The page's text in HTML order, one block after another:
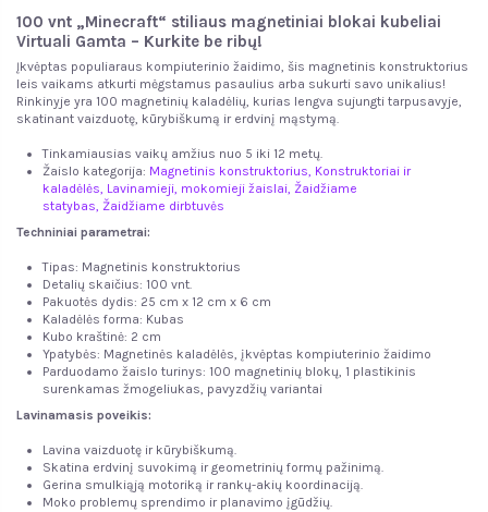
100 vnt „Minecraft“ stiliaus magnetiniai blokai kubeliai
Virtuali Gamta – Kurkite be ribų!
Įkvėptas populiaraus kompiuterinio žaidimo, šis magnetinis konstruktorius
leis vaikams atkurti mėgstamus pasaulius arba sukurti savo unikalius!
Rinkinyje yra 100 magnetinių kaladėlių, kurias lengva sujungti tarpusavyje,
skatinant vaizduotę, kūrybiškumą ir erdvinį mąstymą.
Tinkamiausias vaikų amžius nuo 5 iki 12 metų.
Žaislo kategorija: Magnetinis konstruktorius, Konstruktoriai ir
kaladėlės, Lavinamieji, mokomieji žaislai, Žaidžiame
statybas, Žaidžiame dirbtuvės
Techniniai parametrai:
Tipas: Magnetinis konstruktorius
Detalių skaičius: 100 vnt.
Pakuotės dydis: 25 cm x 12 cm x 6 cm
Kaladėlės forma: Kubas
Kubo kraštinė: 2 cm
Ypatybės: Magnetinės kaladėlės, įkvėptas kompiuterinio žaidimo
Parduodamo žaislo turinys: 100 magnetinių blokų, 1 plastikinis
surenkamas žmogeliukas, pavyzdžių variantai
Lavinamasis poveikis:
Lavina vaizduotę ir kūrybiškumą.
Skatina erdvinį suvokimą ir geometrinių formų pažinimą.
Gerina smulkiąją motoriką ir rankų-akių koordinaciją.
Moko problemų sprendimo ir planavimo įgūdžių.